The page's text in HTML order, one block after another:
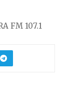
FM 107.1